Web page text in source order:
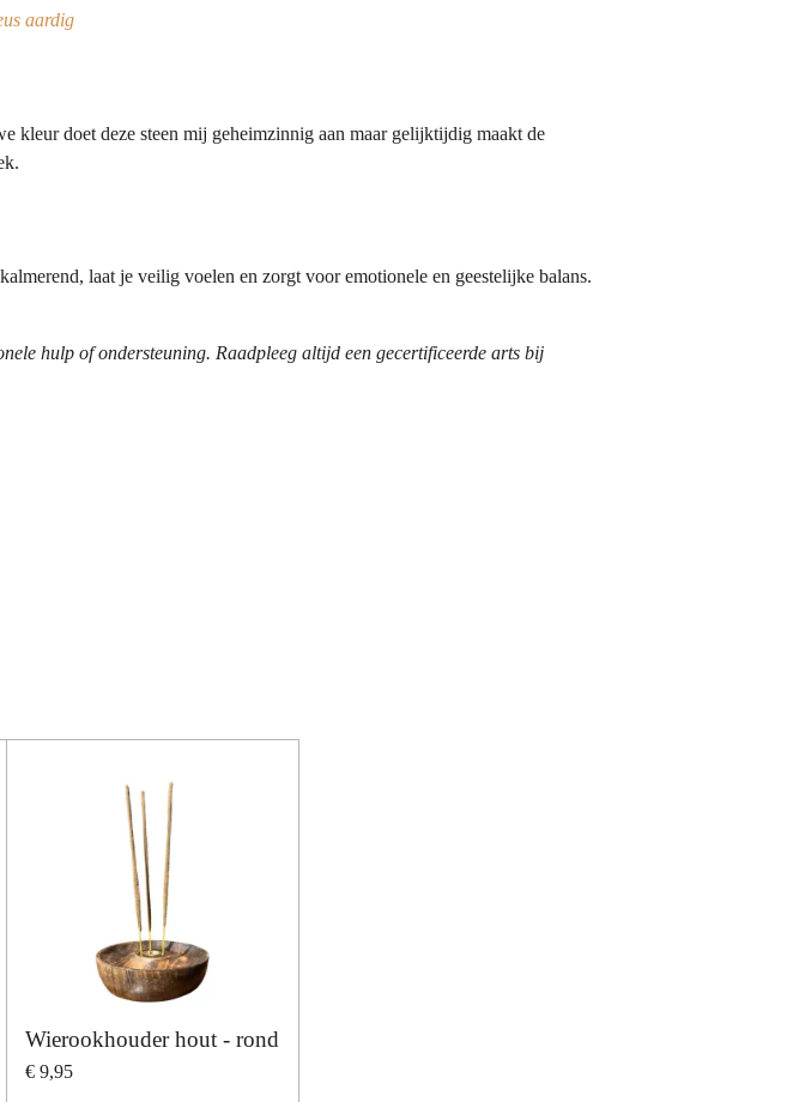
n
aardig
kleur doet deze steen mij geheimzinnig aan maar gelijktijdig maakt de
laat je veilig voelen en zorgt voor emotionele en geestelijke balans.
hulp of ondersteuning. Raadpleeg altijd een gecertificeerde arts bij
Wierookhouder hout - rond
€ 9,95